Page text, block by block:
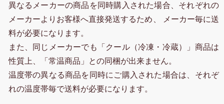
異なるメーカーの商品を同時購入された場合、それぞれの
メーカーよりお客様へ直接発送するため、 メーカー毎に送
料が必要になります。
また、同じメーカーでも「クール（冷凍・冷蔵）」商品は
性質上、「常温商品」との同梱が出来ません。
温度帯の異なる商品を同時にご購入された場合は、それぞ
れの温度帯毎で送料が必要になります。